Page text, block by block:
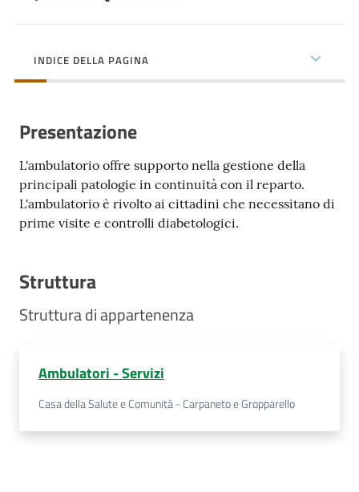
Strutture
Studiare
a
Piacenza
Costruiamo
Novità
INDICE DELLA PAGINA
Presentazione
L'ambulatorio offre supporto nella gestione della
principali patologie in continuità con il reparto.
L'ambulatorio è rivolto ai cittadini che necessitano di
prime visite e controlli diabetologici.
Struttura
Struttura di appartenenza
Ambulatori - Servizi
Casa della Salute e Comunità - Carpaneto e Gropparello